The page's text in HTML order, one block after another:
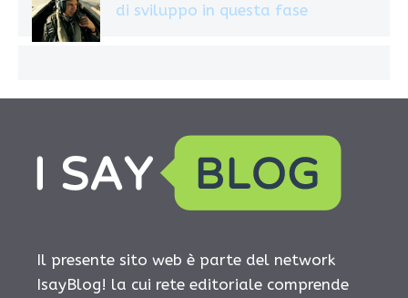
di sviluppo in questa fase
Il presente sito web è parte del network
IsayBlog! la cui rete editoriale comprende